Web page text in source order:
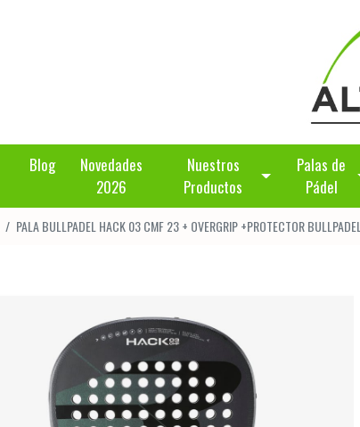
Blog
Novedades
2026
Nuestros
Productos
Palas de
Pádel
PALA BULLPADEL HACK 03 CMF 23 + OVERGRIP +PROTECTOR BULLPADEL